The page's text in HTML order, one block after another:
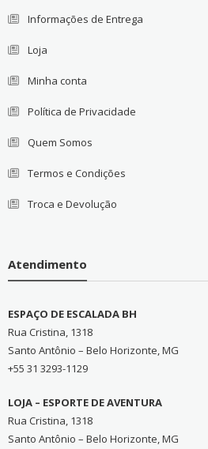
Informações de Entrega
Loja
Minha conta
Política de Privacidade
Quem Somos
Termos e Condições
Troca e Devolução
Atendimento
ESPAÇO DE ESCALADA BH
Rua Cristina, 1318
Santo Antônio – Belo Horizonte, MG
+55 31 3293-1129
LOJA – ESPORTE DE AVENTURA
Rua Cristina, 1318
Santo Antônio – Belo Horizonte, MG